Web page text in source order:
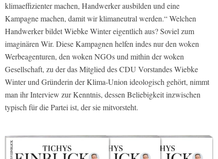
klimaeffizienter machen, Handwerker ausbilden und eine
Kampagne machen, damit wir klimaneutral werden.“ Welchen
Handwerker bildet Wiebke Winter eigentlich aus? Soviel zum
imaginären Wir. Diese Kampagnen helfen indes nur den woken
Werbeagenturen, den woken NGOs und mithin der woken
Gesellschaft, zu der das Mitglied des CDU Vorstandes Wiebke
Winter und Gründerin der Klima-Union ideologisch gehört, nimmt
man ihr Interview zur Kenntnis, dessen Beliebigkeit inzwischen
typisch für die Partei ist, der sie mitvorsteht.